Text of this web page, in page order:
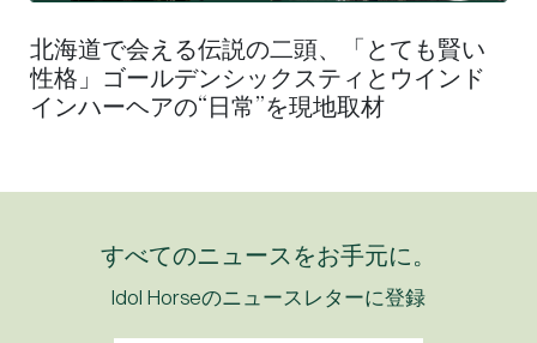
北海道で会える伝説の二頭、「とても賢い
性格」ゴールデンシックスティとウインド
インハーヘアの“日常”を現地取材
すべてのニュースをお手元に。
Idol Horseのニュースレターに登録